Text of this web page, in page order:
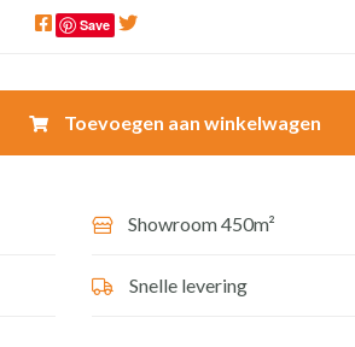
Save
Toevoegen aan winkelwagen
Showroom 450m²
Snelle levering